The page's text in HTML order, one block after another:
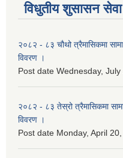
विधुतीय शुसासन सेवा
२०८२ - ८३ चौथो त्रैमासिकमा
विवरण ।
Post date Wednesday,
२०८२ - ८३ तेस्रो त्रैमासिकमा
विवरण ।
Post date Monday, April